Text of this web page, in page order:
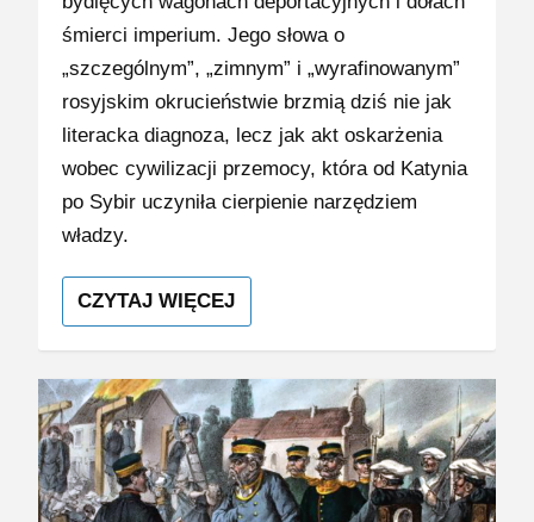
śmierci imperium. Jego słowa o
„szczególnym”, „zimnym” i „wyrafinowanym”
rosyjskim okrucieństwie brzmią dziś nie jak
literacka diagnoza, lecz jak akt oskarżenia
wobec cywilizacji przemocy, która od Katynia
po Sybir uczyniła cierpienie narzędziem
władzy.
CZYTAJ WIĘCEJ